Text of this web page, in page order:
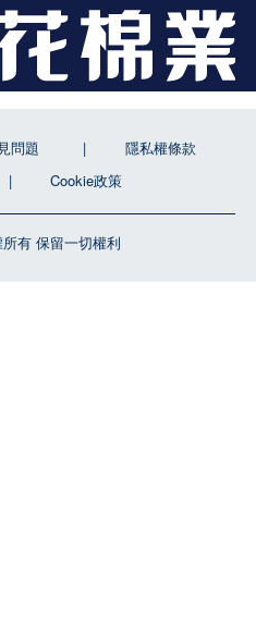
有 保留一切權利
問題
隱私權條款
Cookie政策